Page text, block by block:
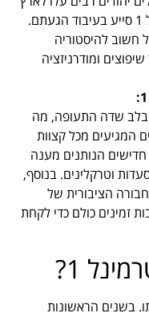
(מעשה העלייה לישראל), וטרמינל 1 סייע בעיבוד הגעתם.
סמל חשוב להיסטוריה
ומודרניזציה
בלב שדה התעופה, מה
המגיעים מכל קצוות
הנותנים מענה
וטרקלינים. בנוסף,
הציבורית של
זמינים כולם כדי לקחת
1?
בשנים הראשונות